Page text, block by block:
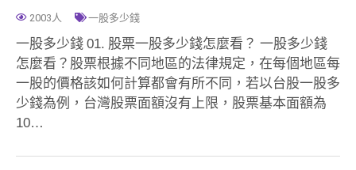
2003人 一股多少錢
一股多少錢 01. 股票一股多少錢怎麼看？ 一股多少錢
怎麼看？股票根據不同地區的法律規定，在每個地區每
一股的價格該如何計算都會有所不同，若以台股一股多
少錢為例，台灣股票面額沒有上限，股票基本面額為
10…